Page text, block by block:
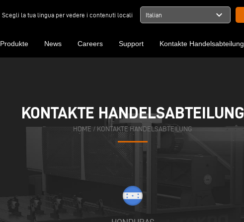
Scegli la tua lingua per vedere i contenuti locali Italian expand_more
Produkte News Careers Support Kontakte Handelsabteilung
KONTAKTE HANDELSABTEILUNG
HOME/KONTAKTE HANDELSABTEILUNG